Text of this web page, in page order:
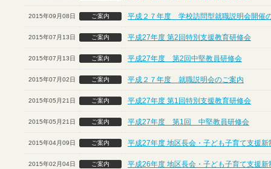
2015年09月08日 ご案内 平成２７年度 学校訪問型就職説明会開催
2015年07月13日 ご案内 平成27年度 第2回特別支援教育研修会
2015年07月13日 ご案内 平成27年度 第2回中堅教員研修会
2015年07月02日 ご案内 平成２７年度 就職説明会のご案内
2015年05月21日 ご案内 平成27年度 第1回特別支援教育研修会
2015年05月21日 ご案内 平成27年度 第1回 中堅教員研修会
2015年04月09日 ご案内 平成27年度 地区長会・子ども子育て支援
2015年02月04日 ご案内 平成26年度 地区長会・子ども子育て支援